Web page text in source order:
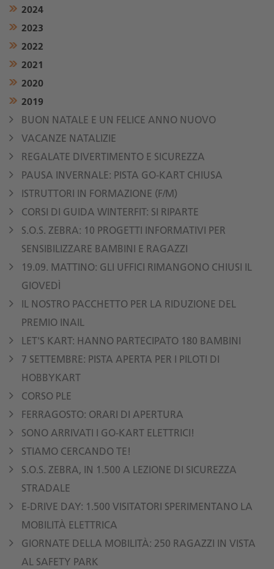
2024
2023
2022
2021
2020
2019
BUON NATALE E UN FELICE ANNO NUOVO
VACANZE NATALIZIE
REGALATE DIVERTIMENTO E SICUREZZA
PAUSA INVERNALE: PISTA GO-KART CHIUSA
ISTRUTTORI IN FORMAZIONE (F/M)
CORSI DI GUIDA WINTERFIT: SI RIPARTE
S.O.S. ZEBRA: 10 PROGETTI INFORMATIVI PER
SENSIBILIZZARE BAMBINI E RAGAZZI
19.09. MATTINO: GLI UFFICI RIMANGONO CHIUSI IL
GIOVEDÌ
IL NOSTRO PACCHETTO PER LA RIDUZIONE DEL
PREMIO INAIL
LET'S KART: HANNO PARTECIPATO 180 BAMBINI
7 SETTEMBRE: PISTA APERTA PER I PILOTI DI
HOBBYKART
CORSO PLE
FERRAGOSTO: ORARI DI APERTURA
SONO ARRIVATI I GO-KART ELETTRICI!
STIAMO CERCANDO TE!
S.O.S. ZEBRA, IN 1.500 A LEZIONE DI SICUREZZA
STRADALE
E-DRIVE DAY: 1.500 VISITATORI SPERIMENTANO LA
MOBILITÀ ELETTRICA
GIORNATE DELLA MOBILITÀ: 250 RAGAZZI IN VISTA
AL SAFETY PARK